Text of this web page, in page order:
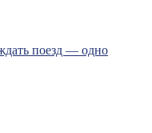
поезд — одно